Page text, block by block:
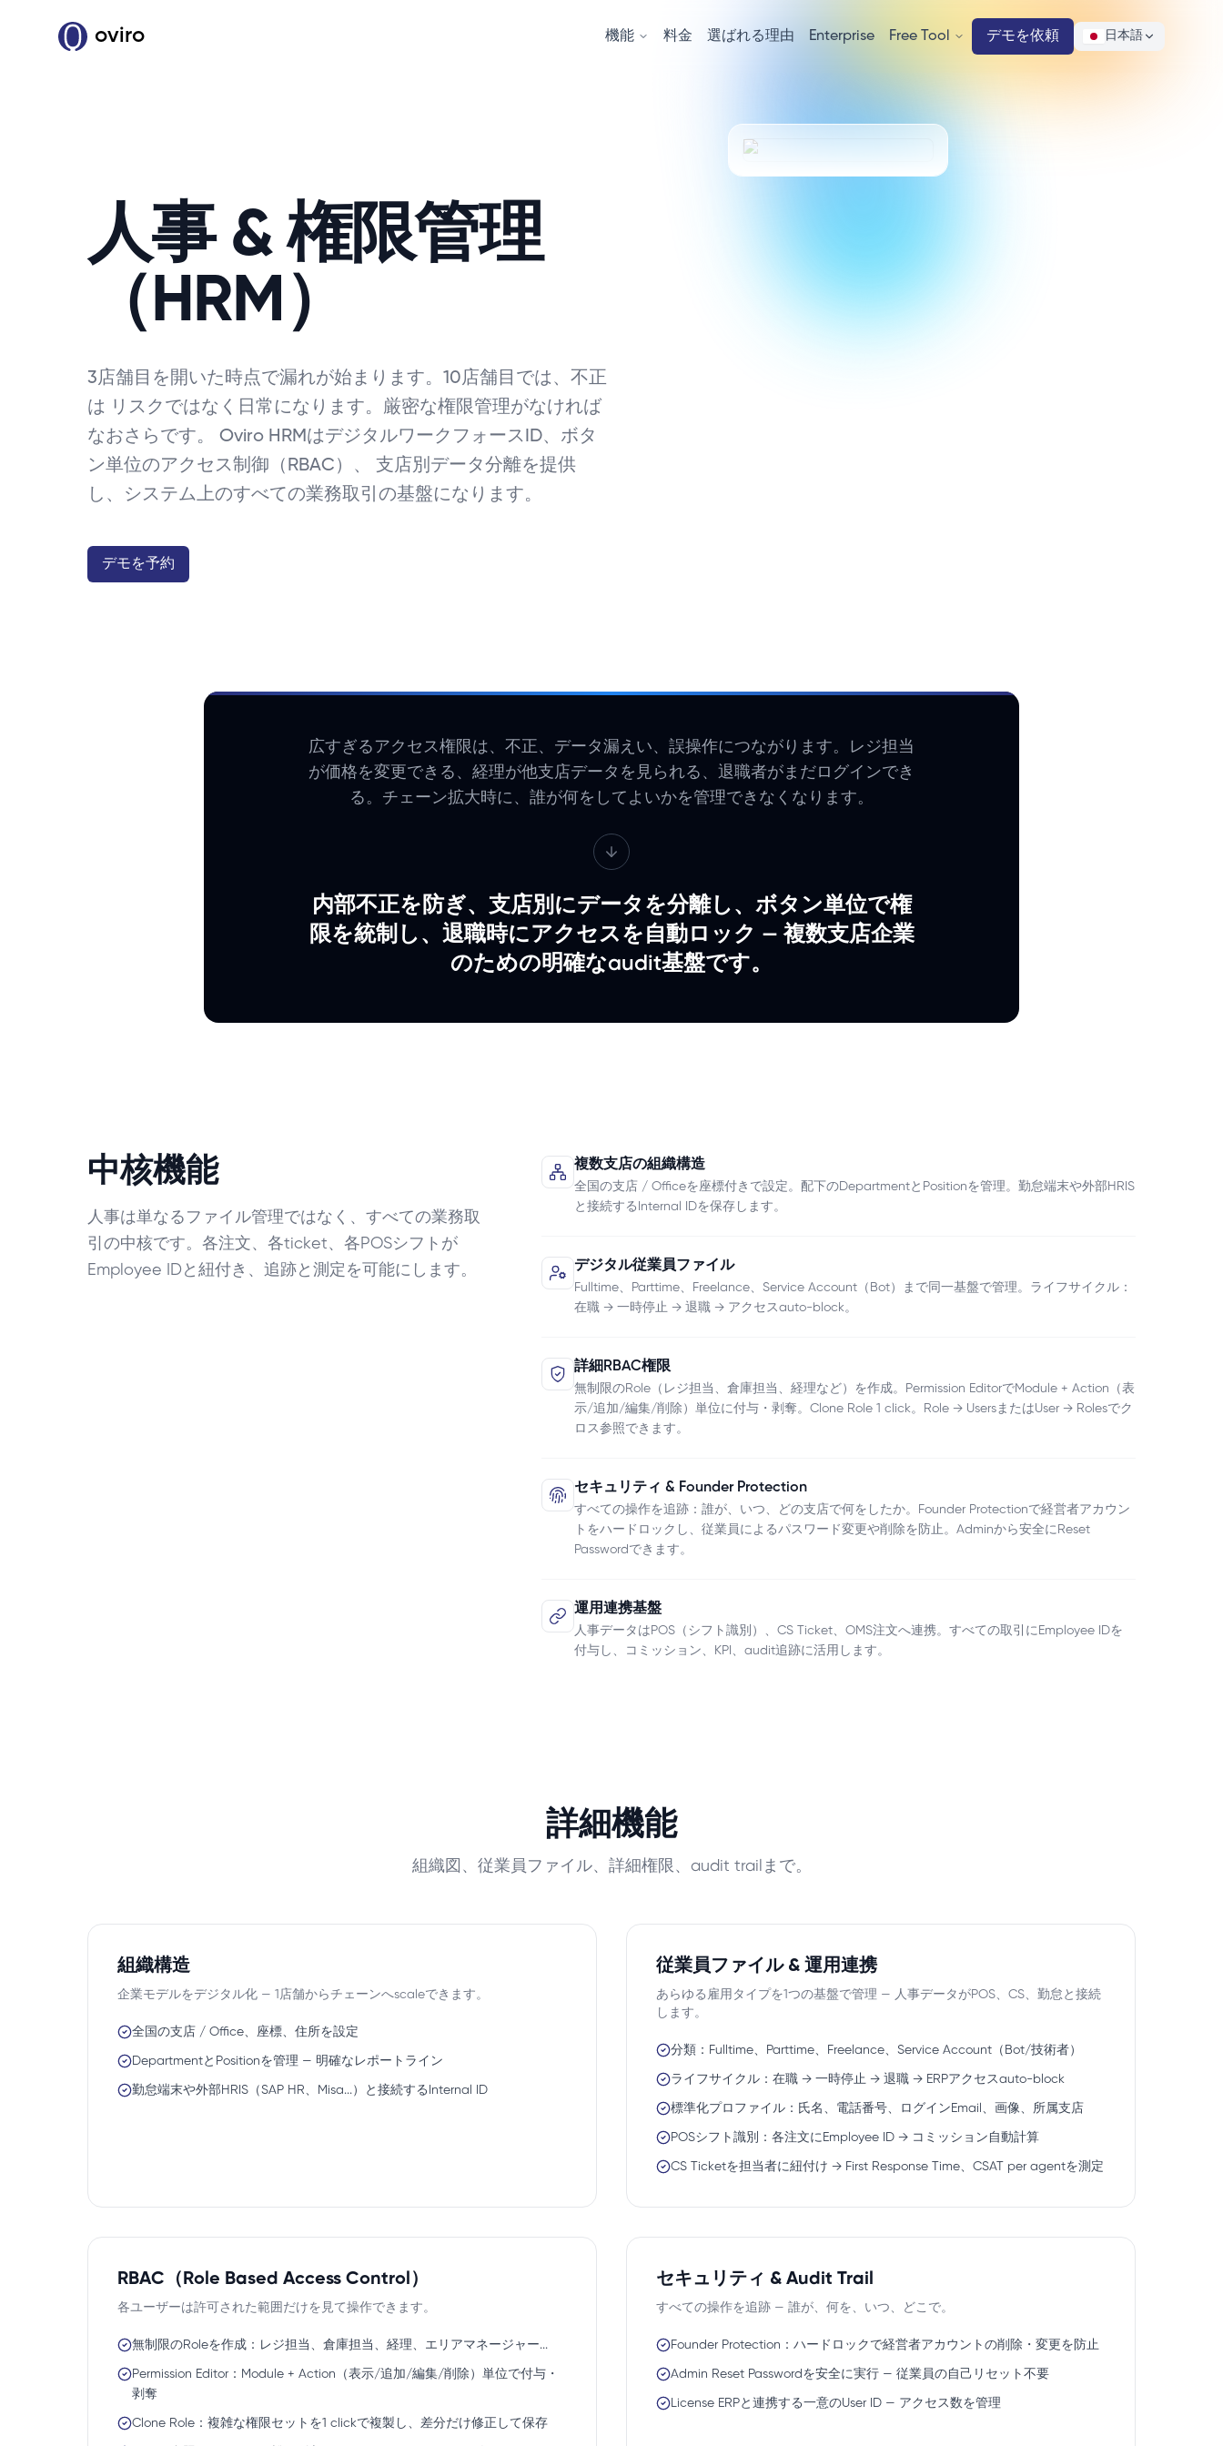
oviro 機能 料金 選ばれる理由 Enterprise Free Tool デモを依頼 日本語
人事 & 権限管理
（HRM）
3店舗目を開いた時点で漏れが始まります。10店舗目では、不正
は リスクではなく日常になります。厳密な権限管理がなければ
なおさらです。 Oviro HRMはデジタルワークフォースID、ボタ
ン単位のアクセス制御（RBAC）、 支店別データ分離を提供
し、システム上のすべての業務取引の基盤になります。
デモを予約
広すぎるアクセス権限は、不正、データ漏えい、誤操作につながります。レジ担当
が価格を変更できる、経理が他支店データを見られる、退職者がまだログインでき
る。チェーン拡大時に、誰が何をしてよいかを管理できなくなります。
内部不正を防ぎ、支店別にデータを分離し、ボタン単位で権
限を統制し、退職時にアクセスを自動ロック — 複数支店企業
のための明確なaudit基盤です。
中核機能
人事は単なるファイル管理ではなく、すべての業務取
引の中核です。各注文、各ticket、各POSシフトが
Employee IDと紐付き、追跡と測定を可能にします。
複数支店の組織構造
全国の支店 / Officeを座標付きで設定。配下のDepartmentとPositionを管理。勤怠端末や外部HRIS
と接続するInternal IDを保存します。
デジタル従業員ファイル
Fulltime、Parttime、Freelance、Service Account（Bot）まで同一基盤で管理。ライフサイクル：
在職 → 一時停止 → 退職 → アクセスauto-block。
詳細RBAC権限
無制限のRole（レジ担当、倉庫担当、経理など）を作成。Permission EditorでModule + Action（表
示/追加/編集/削除）単位に付与・剥奪。Clone Role 1 click。Role → UsersまたはUser → Rolesでク
ロス参照できます。
セキュリティ & Founder Protection
すべての操作を追跡：誰が、いつ、どの支店で何をしたか。Founder Protectionで経営者アカウン
トをハードロックし、従業員によるパスワード変更や削除を防止。Adminから安全にReset
Passwordできます。
運用連携基盤
人事データはPOS（シフト識別）、CS Ticket、OMS注文へ連携。すべての取引にEmployee IDを
付与し、コミッション、KPI、audit追跡に活用します。
詳細機能
組織図、従業員ファイル、詳細権限、audit trailまで。
組織構造
企業モデルをデジタル化 — 1店舗からチェーンへscaleできます。
全国の支店 / Office、座標、住所を設定
DepartmentとPositionを管理 — 明確なレポートライン
勤怠端末や外部HRIS（SAP HR、Misa...）と接続するInternal ID
従業員ファイル & 運用連携
あらゆる雇用タイプを1つの基盤で管理 — 人事データがPOS、CS、勤怠と接続
します。
分類：Fulltime、Parttime、Freelance、Service Account（Bot/技術者）
ライフサイクル：在職 → 一時停止 → 退職 → ERPアクセスauto-block
標準化プロファイル：氏名、電話番号、ログインEmail、画像、所属支店
POSシフト識別：各注文にEmployee ID → コミッション自動計算
CS Ticketを担当者に紐付け → First Response Time、CSAT per agentを測定
RBAC（Role Based Access Control）
各ユーザーは許可された範囲だけを見て操作できます。
無制限のRoleを作成：レジ担当、倉庫担当、経理、エリアマネージャー...
Permission Editor：Module + Action（表示/追加/編集/削除）単位で付与・
剥奪
Clone Role：複雑な権限セットを1 clickで複製し、差分だけ修正して保存
セキュリティ & Audit Trail
すべての操作を追跡 — 誰が、何を、いつ、どこで。
Founder Protection：ハードロックで経営者アカウントの削除・変更を防止
Admin Reset Passwordを安全に実行 — 従業員の自己リセット不要
License ERPと連携する一意のUser ID — アクセス数を管理